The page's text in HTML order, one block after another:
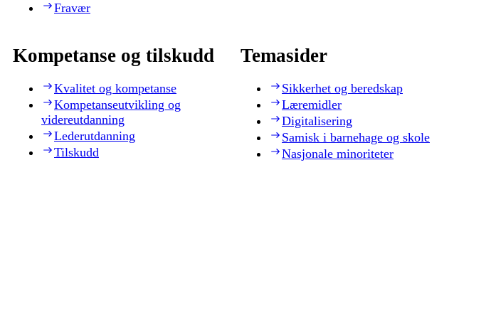
Fravær
Kompetanse og tilskudd
Kvalitet og kompetanse
Kompetanseutvikling og
videreutdanning
Lederutdanning
Tilskudd
Temasider
Sikkerhet og beredskap
Læremidler
Digitalisering
Samisk i barnehage og skole
Nasjonale minoriteter